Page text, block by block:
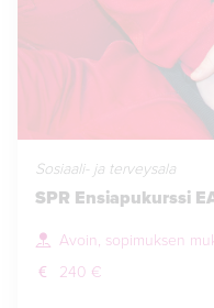
Sosiaali- ja terveysala
SPR Ensiapukurssi
Avoin, sopimuksen
240 €